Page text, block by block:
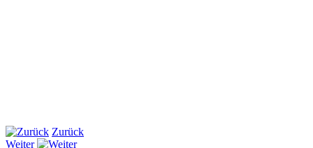
Zurück
Weiter